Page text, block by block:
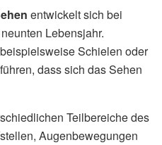
entwickelt sich bei
Lebensjahr.
Schielen oder
dass sich das Sehen
Teilbereiche des
Augenbewegungen